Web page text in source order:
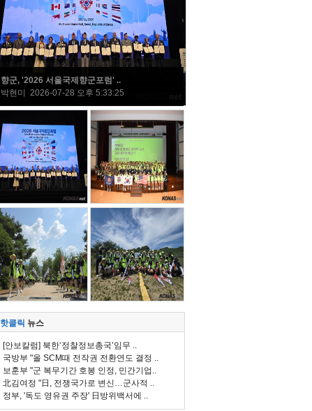
향군, '2026 서울국제향군포럼' ..
박현미 2026-07-28 오후 5:33:25
핫클릭 뉴스
[안보칼럼] 북한‘정찰정보총국’임무 ..
국방부 "올 SCM때 전작권 전환연도 결정 ..
보훈부 "군 복무기간 호봉 인정, 민간기업..
北김여정 "日, 전쟁국가로 변신…군사적 ..
정부, '독도 영유권 주장' 日방위백서에 ..